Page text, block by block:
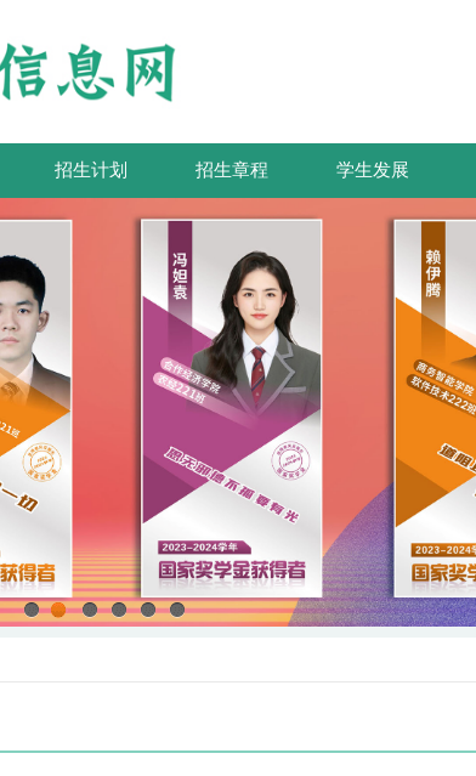
招生计划 招生章程 学生发展